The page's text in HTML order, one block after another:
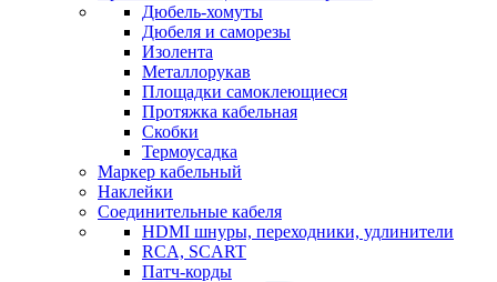
Дюбель-хомуты
Дюбеля и саморезы
Изолента
Металлорукав
Площадки самоклеющиеся
Протяжка кабельная
Скобки
Термоусадка
Маркер кабельный
Наклейки
Соединительные кабеля
HDMI шнуры, переходники, удлинители
RCA, SCART
Патч-корды